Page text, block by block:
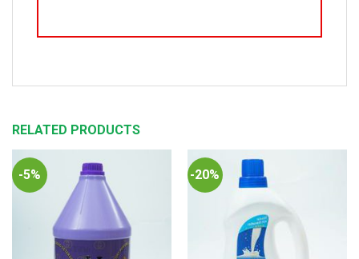
RELATED PRODUCTS
-5% -20%